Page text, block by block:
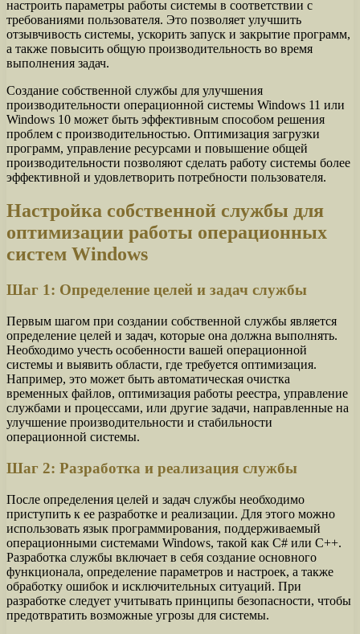
настроить параметры работы системы в соответствии с
требованиями пользователя. Это позволяет улучшить
отзывчивость системы, ускорить запуск и закрытие программ,
а также повысить общую производительность во время
выполнения задач.
Создание собственной службы для улучшения
производительности операционной системы Windows 11 или
Windows 10 может быть эффективным способом решения
проблем с производительностью. Оптимизация загрузки
программ, управление ресурсами и повышение общей
производительности позволяют сделать работу системы более
эффективной и удовлетворить потребности пользователя.
Настройка собственной службы для
оптимизации работы операционных
систем Windows
Шаг 1: Определение целей и задач службы
Первым шагом при создании собственной службы является
определение целей и задач, которые она должна выполнять.
Необходимо учесть особенности вашей операционной
системы и выявить области, где требуется оптимизация.
Например, это может быть автоматическая очистка
временных файлов, оптимизация работы реестра, управление
службами и процессами, или другие задачи, направленные на
улучшение производительности и стабильности
операционной системы.
Шаг 2: Разработка и реализация службы
После определения целей и задач службы необходимо
приступить к ее разработке и реализации. Для этого можно
использовать язык программирования, поддерживаемый
операционными системами Windows, такой как C# или C++.
Разработка службы включает в себя создание основного
функционала, определение параметров и настроек, а также
обработку ошибок и исключительных ситуаций. При
разработке следует учитывать принципы безопасности, чтобы
предотвратить возможные угрозы для системы.